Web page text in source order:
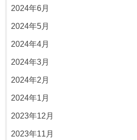
2024年6月
2024年5月
2024年4月
2024年3月
2024年2月
2024年1月
2023年12月
2023年11月